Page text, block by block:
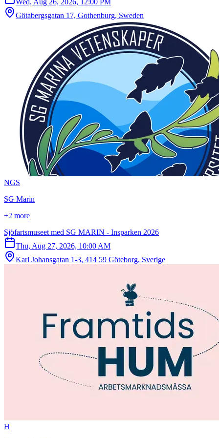
Wed, Aug 26, 2026, 12:00 PM
Götabergsgatan 17, Gothenburg, Sweden
NGS
SG Marin
+2 more
Sjöfartsmuseet med SG MARIN - Insparken 2026
Thu, Aug 27, 2026, 10:00 AM
Karl Johansgatan 1-3, 414 59 Göteborg, Sverige
H